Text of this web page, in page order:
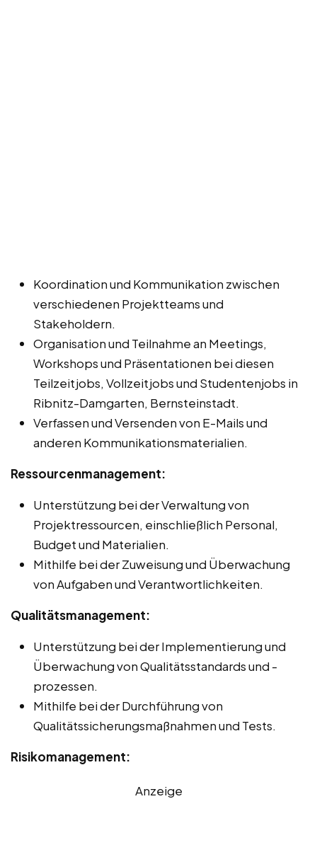
Koordination und Kommunikation zwischen
verschiedenen Projektteams und
Stakeholdern.
Organisation und Teilnahme an Meetings,
Workshops und Präsentationen bei diesen
Teilzeitjobs, Vollzeitjobs und Studentenjobs in
Ribnitz-Damgarten, Bernsteinstadt.
Verfassen und Versenden von E-Mails und
anderen Kommunikationsmaterialien.
Ressourcenmanagement:
Unterstützung bei der Verwaltung von
Projektressourcen, einschließlich Personal,
Budget und Materialien.
Mithilfe bei der Zuweisung und Überwachung
von Aufgaben und Verantwortlichkeiten.
Qualitätsmanagement:
Unterstützung bei der Implementierung und
Überwachung von Qualitätsstandards und -
prozessen.
Mithilfe bei der Durchführung von
Qualitätssicherungsmaßnahmen und Tests.
Risikomanagement:
Anzeige